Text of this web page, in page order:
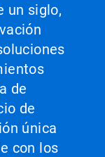
un siglo,
de
de
única
con los